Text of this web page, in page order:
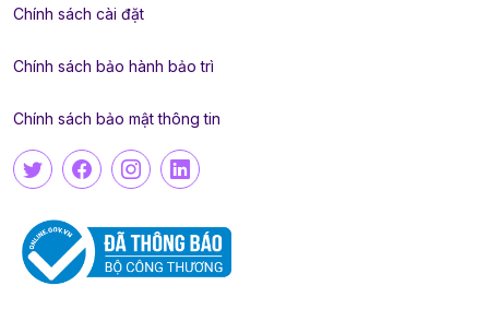
Chính sách cài đặt
Chính sách bảo hành bảo trì
Chính sách bảo mật thông tin